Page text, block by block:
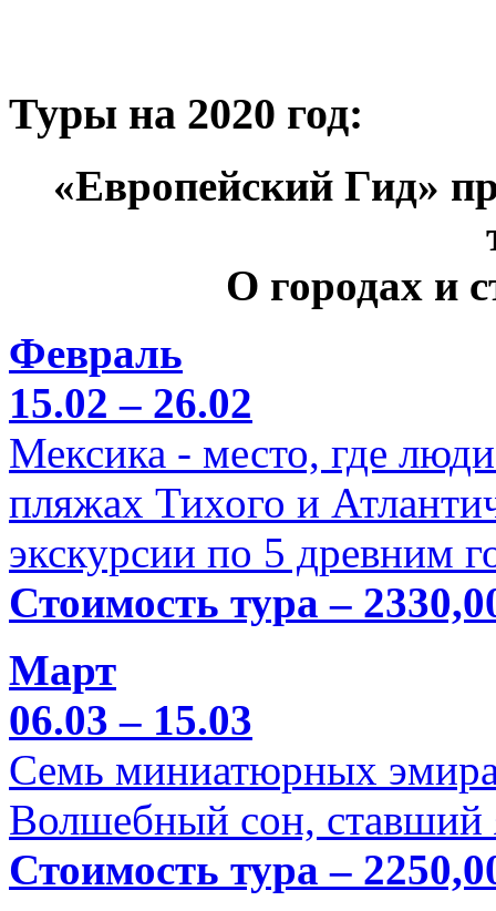
Туры на 2020 год:
«Европейский Гид»
О городах и
Февраль
15.02 – 26.02
Мексика - место, где
пляжах Тихого и
экскурсии по 5 древним
Стоимость тура –
Март
06.03 – 15.03
Семь миниатюрных
Волшебный сон, ставший
Стоимость тура –